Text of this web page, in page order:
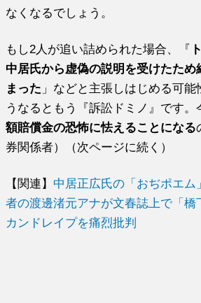
なくなるでしょう。
もし2人が追い詰められた場合、『
中居氏から虚偽の説明を受けたため
まった 」などと主張しはじめる可
うなるともう『訴訟ドミノ』です。
額賠償金の恐怖に怯えることになる
券関係者）（次ページに続く）
【関連】 中居正広氏の「おぢポエム
者の渡邊渚元アナが文春誌上で「橋
カンドレイプを痛烈批判